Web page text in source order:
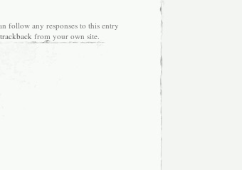
follow any responses to this entry
trackback from your own site.